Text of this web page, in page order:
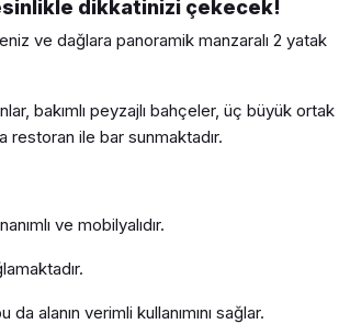
dikkatinizi çekecek!
ve dağlara panoramik manzaralı 2 yatak
bakımlı peyzajlı bahçeler, üç büyük ortak
restoran ile bar sunmaktadır.
ve mobilyalıdır.
alanın verimli kullanımını sağlar.